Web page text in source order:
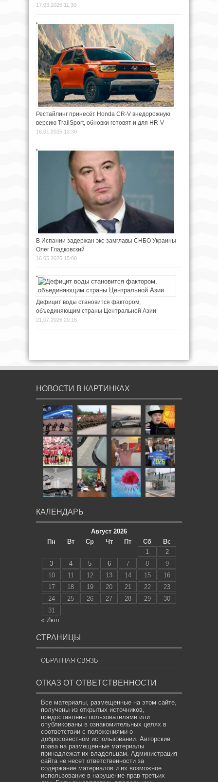
17.03.2025 11:30
Рестайлинг принесёт Honda CR-V внедорожную
версию TrailSport, обновки готовят и для HR-V
16.01.2025 13:30
В Испании задержан экс-замглавы СНБО Украины
Олег Гладковский
16.05.2025 15:00
Дефицит воды становится фактором,
объединяющим страны Центральной Азии
21.07.2026 20:16
НОВОСТИ В КАРТИНКАХ
КАЛЕНДАРЬ
Август 2026
Пн
Вт Ср Чт Пт Сб
Вс
1
2
3
4 5 6 7 8
9
10
11 12 13 14 15
16
17
18 19 20 21 22
23
24
25 26 27 28 29
30
31
« Июл
СТРАНИЦЫ
ОБРАТНАЯ СВЯЗЬ
ОТКАЗ ОТ ОТВЕТСТВЕННОСТИ
Все материалы, размещенные на этом сайте,
получены из открытых источников,
предоставлены пользователями или
опубликованы в ознакомительных целях в
соответствии с положениями о
добросовестном использовании. Авторские
права на размещенные материалы
принадлежат их владельцам. Администрация
сайта не несет ответственности за
содержание материалов и их возможное
использование в нарушение прав третьих